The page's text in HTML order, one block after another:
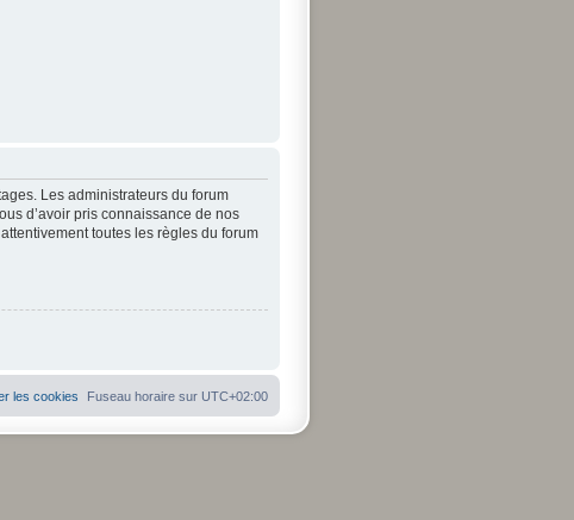
Les administrateurs du forum
d’avoir pris connaissance de nos
toutes les règles du forum
Fuseau horaire sur UTC+02:00
les cookies